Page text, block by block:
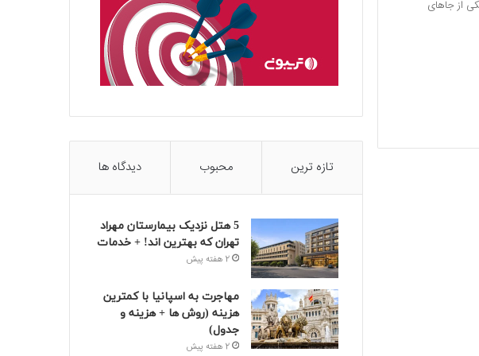
از جاهای
تازه ترین محبوب دیدگاه ها
5 هتل نزدیک بیمارستان مهراد
تهران که بهترین‌ اند! + خدمات
2 هفته پیش
مهاجرت به اسپانیا با کمترین
هزینه (روش ها + هزینه و
جدول)
2 هفته پیش